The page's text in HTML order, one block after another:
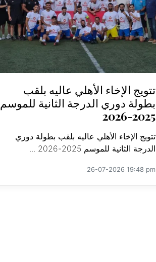
تتويج الإخاء الأهلي عاليه بلقب
بطولة دوري الدرجة الثانية للموسم
2025-2026
تتويج الإخاء الأهلي عاليه بلقب بطولة دوري
الدرجة الثانية للموسم 2025-2026 ...
26-07-2026 19:48 pm